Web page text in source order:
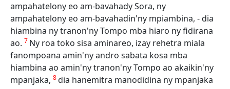
ampahatelony eo am-bavahady Sora, ny
ampahatelony eo am-bavahadin'ny mpiambina, - dia
hiambina ny tranon'ny Tompo mba hiaro ny fidirana
ao. 7 Ny roa toko sisa aminareo, izay rehetra miala
fanompoana amin'ny andro sabata kosa mba
hiambina ao amin'ny tranon'ny Tompo ao akaikin'ny
mpanjaka, 8dia hanemitra manodidina ny mpanjaka